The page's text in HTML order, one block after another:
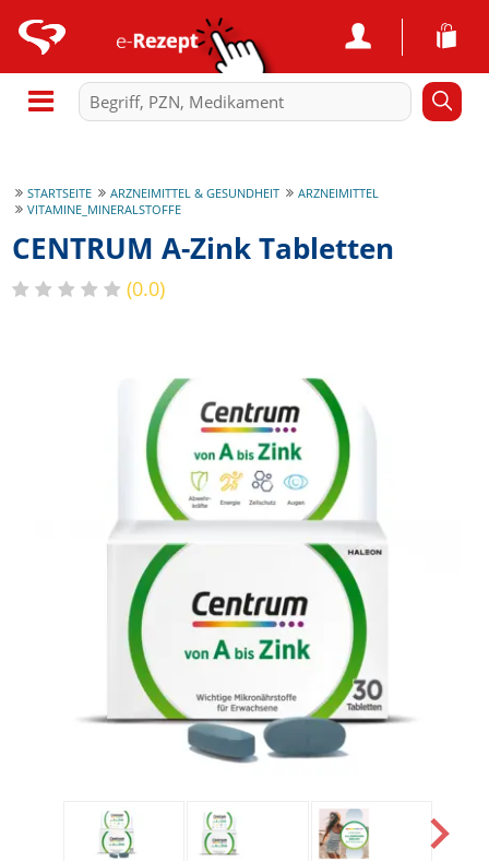
STARTSEITE ARZNEIMITTEL & GESUNDHEIT
ARZNEIMITTEL
VITAMINE_MINERALSTOFFE
CENTRUM A-Zink Tabletten
(0.0)